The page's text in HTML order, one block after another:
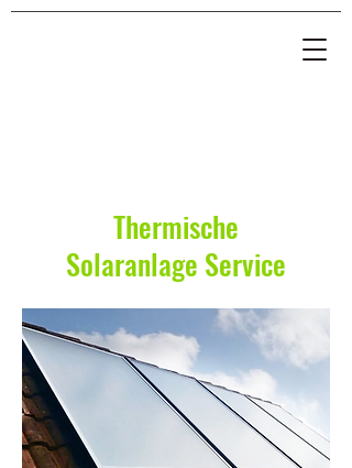
Thermische
Solaranlage Service